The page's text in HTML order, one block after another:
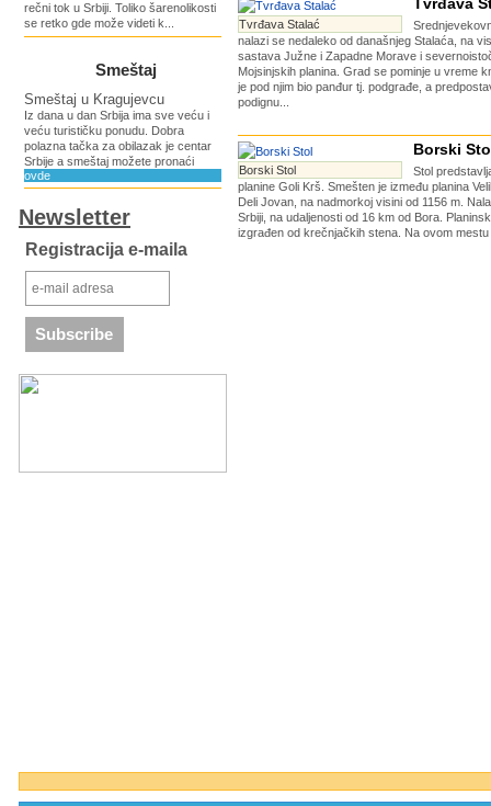
rečni tok u Srbiji. Toliko šarenolikosti
se retko gde može videti k...
Smeštaj
Smeštaj u Kragujevcu
Iz dana u dan Srbija ima sve veću i
veću turističku ponudu. Dobra
polazna tačka za obilazak je centar
Srbije a smeštaj možete pronaći
ovde
Newsletter
Registracija e-maila
Tvrđava Stalać
nalazi se nedaleko od današnjeg Stalaća, na
sastava Južne i Zapadne Morave i
Mojsinjskih planina. Grad se pominje u vreme
je pod njim bio panđur tj. podgrađe, a
podignu...
Borski Stol
Borski
Stol
planine Goli Krš. Smešten je između planina
Deli Jovan, na nadmorkoj visini od 1156 m.
Srbiji, na udaljenosti od 16 km od Bora.
izgrađen od krečnjačkih stena. Na ovom